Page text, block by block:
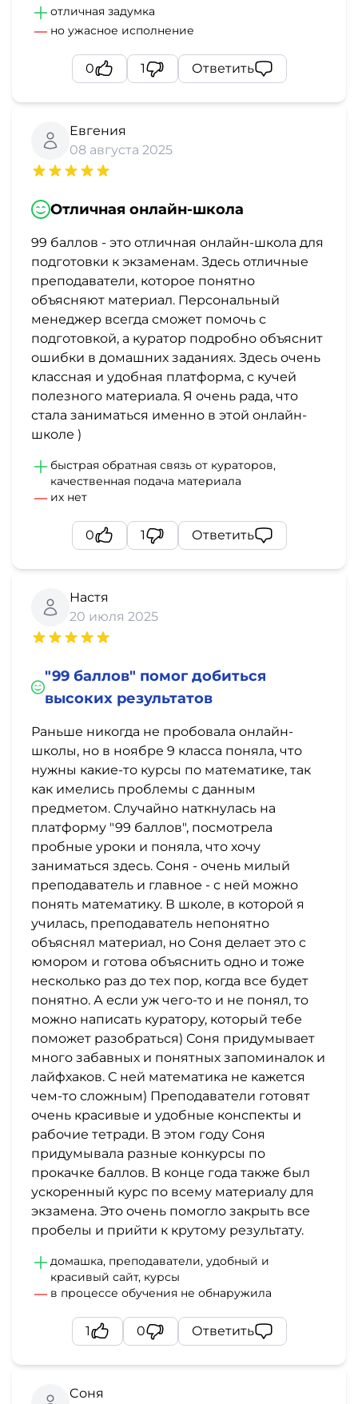
отличная задумка
но ужасное исполнение
0 1 Ответить
Евгения
08 августа 2025
Отличная онлайн-школа
99 баллов - это отличная онлайн-школа для
подготовки к экзаменам. Здесь отличные
преподаватели, которое понятно
объясняют материал. Персональный
менеджер всегда сможет помочь с
подготовкой, а куратор подробно объяснит
ошибки в домашних заданиях. Здесь очень
классная и удобная платформа, с кучей
полезного материала. Я очень рада, что
стала заниматься именно в этой онлайн-
школе )
быстрая обратная связь от кураторов,
качественная подача материала
их нет
0 1 Ответить
Настя
20 июля 2025
"99 баллов" помог добиться
высоких результатов
Раньше никогда не пробовала онлайн-
школы, но в ноябре 9 класса поняла, что
нужны какие-то курсы по математике, так
как имелись проблемы с данным
предметом. Случайно наткнулась на
платформу "99 баллов", посмотрела
пробные уроки и поняла, что хочу
заниматься здесь. Соня - очень милый
преподаватель и главное - с ней можно
понять математику. В школе, в которой я
училась, преподаватель непонятно
объяснял материал, но Соня делает это с
юмором и готова объяснить одно и тоже
несколько раз до тех пор, когда все будет
понятно. А если уж чего-то и не понял, то
можно написать куратору, который тебе
поможет разобраться) Соня придумывает
много забавных и понятных запоминалок и
лайфхаков. С ней математика не кажется
чем-то сложным) Преподаватели готовят
очень красивые и удобные конспекты и
рабочие тетради. В этом году Соня
придумывала разные конкурсы по
прокачке баллов. В конце года также был
ускоренный курс по всему материалу для
экзамена. Это очень помогло закрыть все
пробелы и прийти к крутому результату.
домашка, преподаватели, удобный и
красивый сайт, курсы
в процессе обучения не обнаружила
1 0 Ответить
Cоня